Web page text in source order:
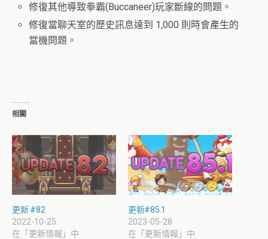
修復其他導致拳霸(Buccaneer)玩家斷線的問題。
修復當聊天室的歷史訊息達到 1,000 則時會產生的
當機問題。
相關
更新 #82
2022-10-25
在「更新情報」中
更新#85.1
2023-05-28
在「更新情報」中